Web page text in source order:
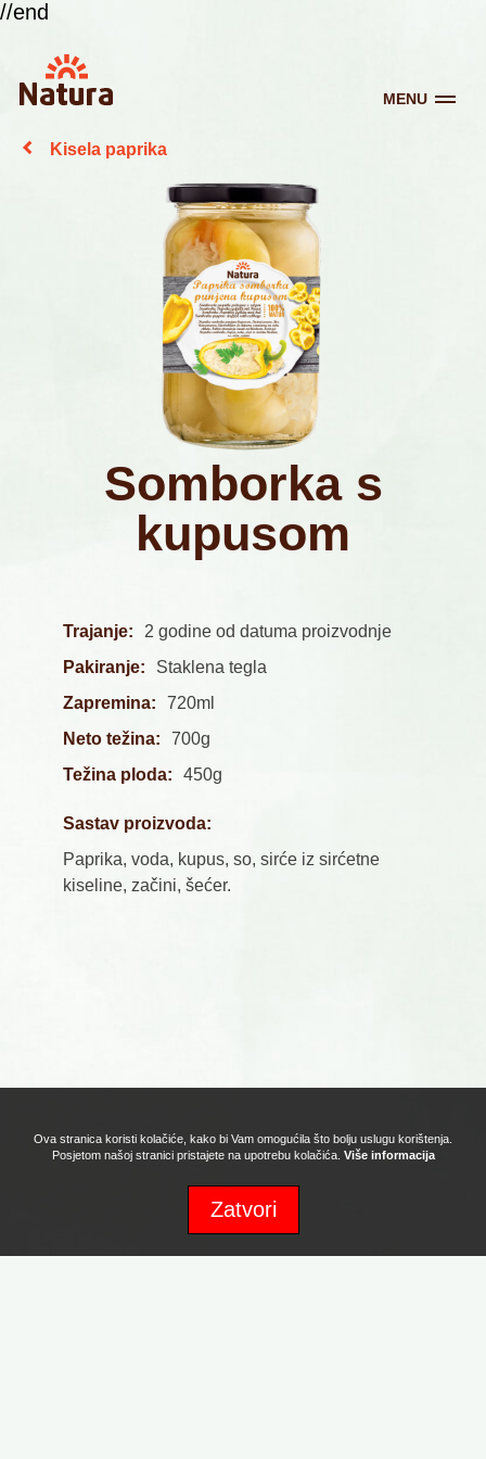
//end
Ova stranica koristi kolačiće, kako bi Vam omogućila što bolju uslugu korištenja.
Posjetom našoj stranici pristajete na upotrebu kolačića. Više informacija
Zatvori
MENU
Kisela paprika
Somborka s
kupusom
Trajanje:
2 godine od datuma proizvodnje
Pakiranje:
Staklena tegla
Zapremina:
720ml
Neto težina:
700g
Težina ploda:
450g
Sastav proizvoda:
Paprika, voda, kupus, so, sirće iz sirćetne
kiseline, začini, šećer.